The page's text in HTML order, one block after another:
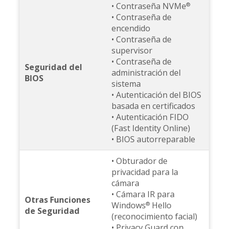
Seguridad del
BIOS
• Contraseña NVMe®
• Contraseña de
encendido
• Contraseña de
supervisor
• Contraseña de
administración del
sistema
• Autenticación del BIOS
basada en certificados
• Autenticación FIDO
(Fast Identity Online)
• BIOS autorreparable
Otras Funciones
de Seguridad
• Obturador de
privacidad para la
cámara
• Cámara IR para
Windows®Hello
(reconocimiento facial)